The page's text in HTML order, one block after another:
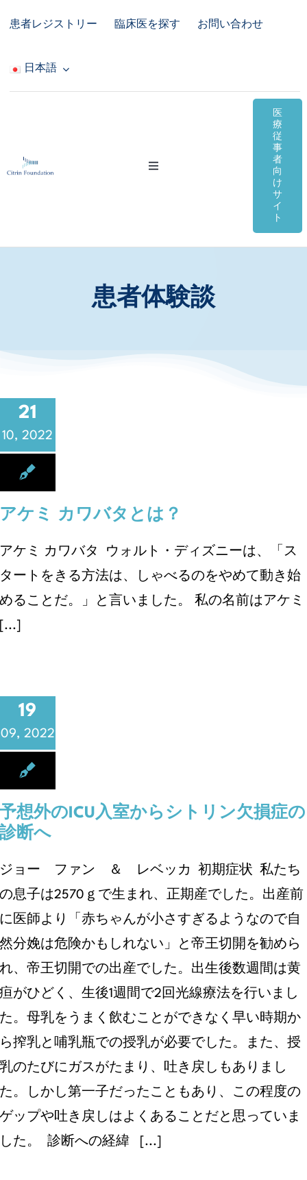
content
患者レジストリー 臨床医を探す お問い合わせ
日本語
Toggle
オンライン資料
コミュニティ＆サポート
医
療
従
事
者
向
け
サ
イ
ト
患者体験談
21
10, 2022
アケミ カワバタとは？
アケミ カワバタ ウォルト・ディズニーは、「ス
タートをきる方法は、しゃべるのをやめて動き始
めることだ。」と言いました。 私の名前はアケミ
[...]
19
09, 2022
予想外のICU入室からシトリン欠損症の
診断へ
ジョー ファン ＆ レベッカ 初期症状 私たち
の息子は2570ｇで生まれ、正期産でした。出産前
に医師より「赤ちゃんが小さすぎるようなので自
然分娩は危険かもしれない」と帝王切開を勧めら
れ、帝王切開での出産でした。出生後数週間は黄
疸がひどく、生後1週間で2回光線療法を行いまし
た。母乳をうまく飲むことができなく早い時期か
ら搾乳と哺乳瓶での授乳が必要でした。また、授
乳のたびにガスがたまり、吐き戻しもありまし
た。しかし第一子だったこともあり、この程度の
ゲップや吐き戻しはよくあることだと思っていま
した。 診断への経緯 [...]